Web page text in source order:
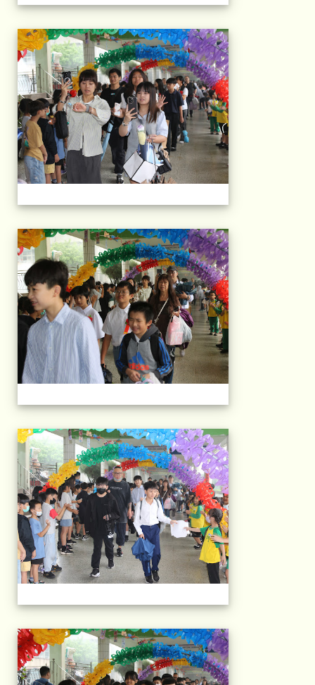
103屆國小畢典
103屆國小畢典
103屆國小畢典
103屆國小畢典